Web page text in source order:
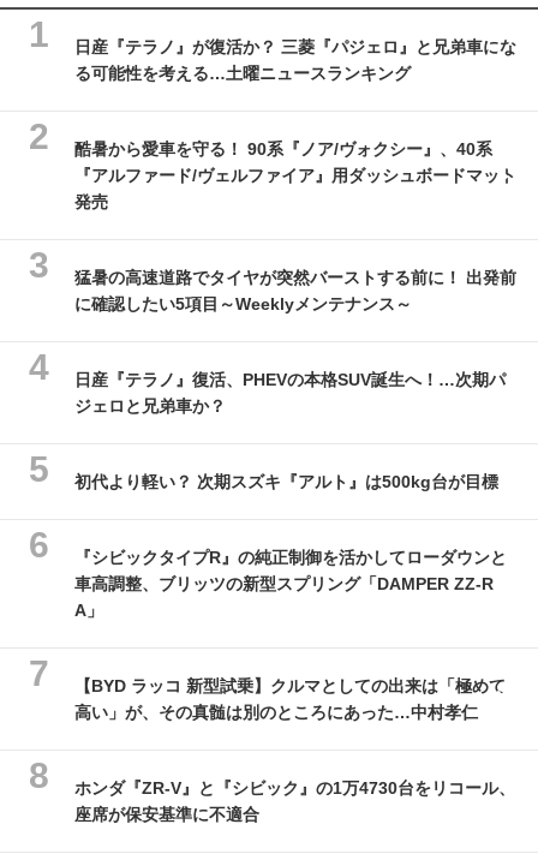
日産『テラノ』が復活か？ 三菱『パジェロ』と兄弟車にな
る可能性を考える…土曜ニュースランキング
酷暑から愛車を守る！ 90系『ノア/ヴォクシー』、40系
『アルファード/ヴェルファイア』用ダッシュボードマット
発売
猛暑の高速道路でタイヤが突然バーストする前に！ 出発前
に確認したい5項目～Weeklyメンテナンス～
日産『テラノ』復活、PHEVの本格SUV誕生へ！…次期パ
ジェロと兄弟車か？
初代より軽い？ 次期スズキ『アルト』は500kg台が目標
『シビックタイプR』の純正制御を活かしてローダウンと
車高調整、ブリッツの新型スプリング「DAMPER ZZ-R
A」
【BYD ラッコ 新型試乗】クルマとしての出来は「極めて
高い」が、その真髄は別のところにあった…中村孝仁
ホンダ『ZR-V』と『シビック』の1万4730台をリコール、
座席が保安基準に不適合